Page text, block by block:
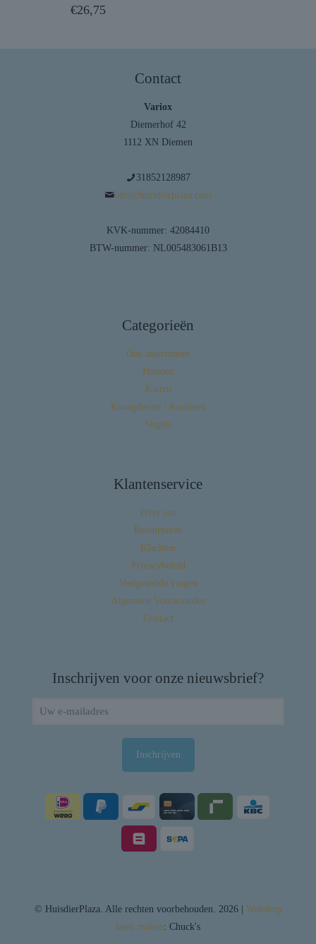
€26,75
Contact
Variox
Diemerhof 42
1112 XN Diemen
31852128987
info@huisdierplaza.com
KVK-nummer: 42084410
BTW-nummer: NL005483061B13
Categorieën
Ons assortiment
Honden
Katten
Knaagdieren / Konijnen
Vogels
Klantenservice
Over ons
Retourneren
Klachten
Privacybeleid
Veelgestelde vragen
Algemene Voorwaarden
Contact
Inschrijven voor onze nieuwsbrief?
© HuisdierPlaza. Alle rechten voorbehouden. 2026 | Webshop
laten maken: Chuck's